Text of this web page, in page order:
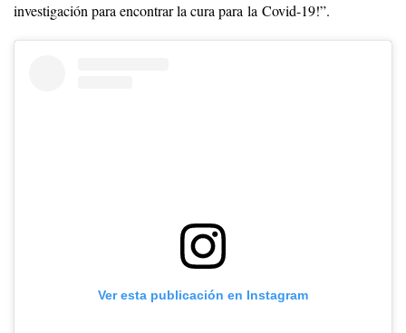
investigación para encontrar la cura para la Covid-19!”.
Ver esta publicación en Instagram